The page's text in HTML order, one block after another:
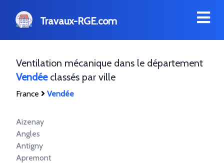
Travaux-RGE.com
Ventilation mécanique dans le département
Vendéeclassés par ville
France Vendée
Aizenay
Angles
Antigny
Apremont